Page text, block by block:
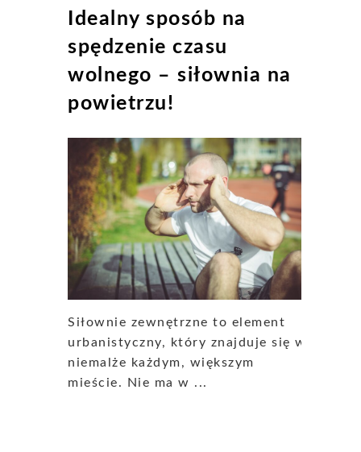
Idealny sposób na
spędzenie czasu
wolnego – siłownia na
powietrzu!
Siłownie zewnętrzne to element
urbanistyczny, który znajduje się w
niemalże każdym, większym
mieście. Nie ma w ...